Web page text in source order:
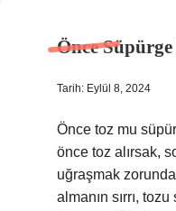
Önce
Tarih: Eylül 8, 2024
Önce toz mu
önce toz alırsak,
uğraşmak zorunda
almanın sırrı,